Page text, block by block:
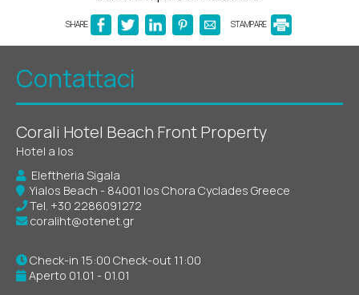
SHARE STAMPARE
Contattaci
Corali Hotel Beach Front Property
Hotel a Ios
Eleftheria Sigala
Yialos Beach - 84001 Ios Chora Cyclades Greece
Tel. +30 2286091272
coraliht@otenet.gr
Check-in 15:00 Check-out 11:00
Aperto 01.01 - 01.01